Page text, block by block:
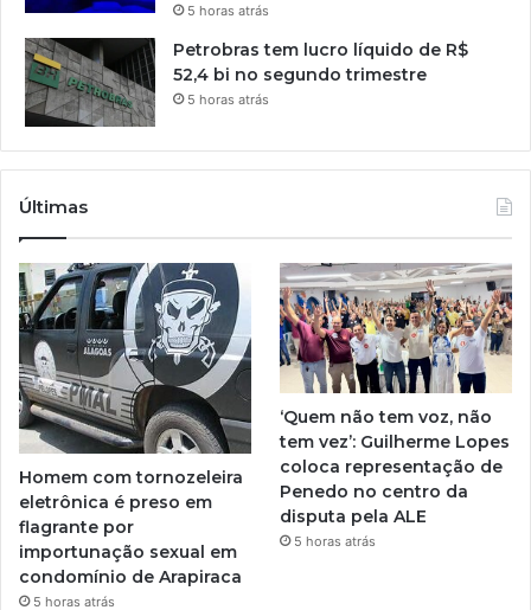
5 horas atrás
Petrobras tem lucro líquido de R$
52,4 bi no segundo trimestre
5 horas atrás
Últimas
Homem com tornozeleira
eletrônica é preso em
flagrante por
importunação sexual em
condomínio de Arapiraca
5 horas atrás
‘Quem não tem voz, não
tem vez’: Guilherme Lopes
coloca representação de
Penedo no centro da
disputa pela ALE
5 horas atrás